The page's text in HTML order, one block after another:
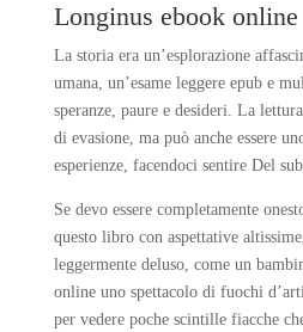
Longinus ebook
La storia era un’esplorazione
umana, un’esame leggere epub e
speranze, paure e desideri. La
di evasione, ma può anche essere
esperienze, facendoci sentire Del
Se devo essere completamente
questo libro con aspettative
leggermente deluso, come un
online uno spettacolo di fuochi
per vedere poche scintille fiacche